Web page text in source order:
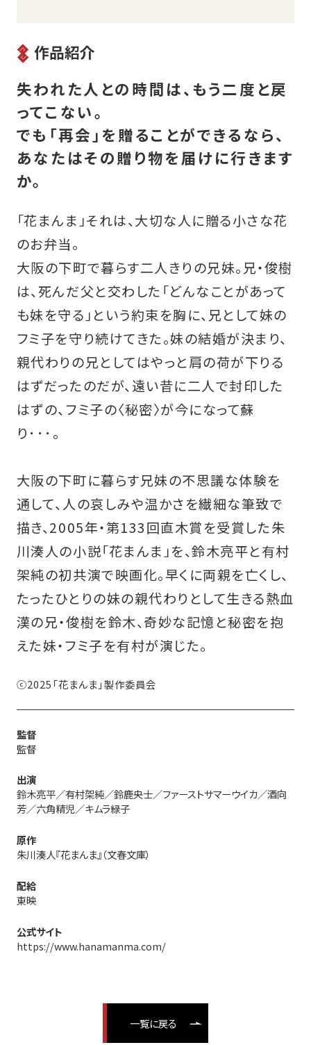
作品紹介
失われた人との時間は、もう二度と戻
ってこない。
でも「再会」を贈ることができるなら、
あなたはその贈り物を届けに行きます
か。
「花まんま」それは、大切な人に贈る小さな花
のお弁当。
大阪の下町で暮らす二人きりの兄妹。兄・俊樹
は、死んだ父と交わした「どんなことがあって
も妹を守る」という約束を胸に、兄として妹の
フミ子を守り続けてきた。妹の結婚が決まり、
親代わりの兄としてはやっと肩の荷が下りる
はずだったのだが、遠い昔に二人で封印した
はずの、フミ子の〈秘密〉が今になって蘇
り･･･。
大阪の下町に暮らす兄妹の不思議な体験を
通して、人の哀しみや温かさを繊細な筆致で
描き、2005年・第133回直木賞を受賞した朱
川湊人の小説「花まんま」を、鈴木亮平と有村
架純の初共演で映画化。早くに両親を亡くし、
たったひとりの妹の親代わりとして生きる熱血
漢の兄・俊樹を鈴木、奇妙な記憶と秘密を抱
えた妹・フミ子を有村が演じた。
ⓒ2025「花まんま」製作委員会
監督
監督
出演
鈴木亮平／有村架純／鈴鹿央士／ファーストサマーウイカ／酒向
芳／六角精児／キムラ緑子
原作
朱川湊人『花まんま』（文春文庫）
配給
東映
公式サイト
https://www.hanamanma.com/
一覧に戻る